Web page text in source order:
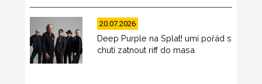
20.07.2026
Deep Purple na Splat! umí pořád s
chutí zatnout riff do masa